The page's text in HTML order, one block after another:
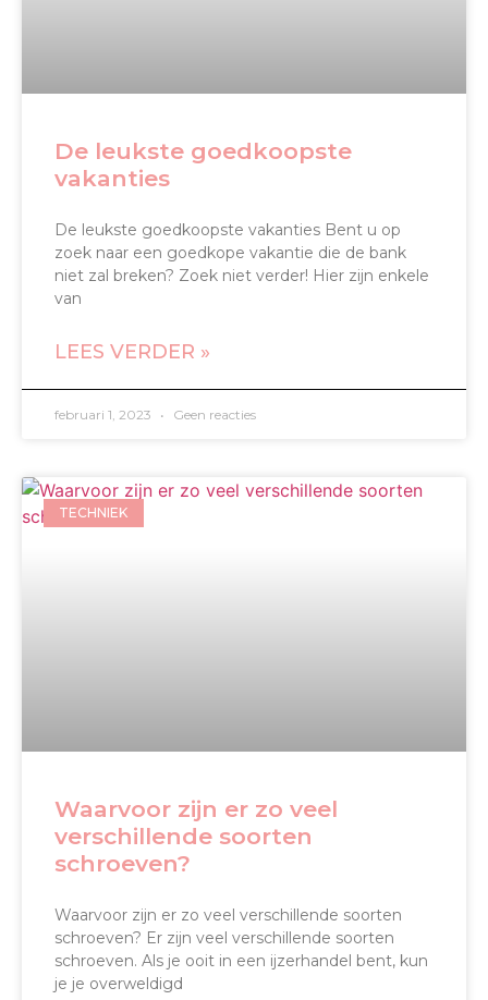
De leukste goedkoopste
vakanties
De leukste goedkoopste vakanties Bent u op
zoek naar een goedkope vakantie die de bank
niet zal breken? Zoek niet verder! Hier zijn enkele
van
LEES VERDER »
februari 1, 2023 Geen reacties
TECHNIEK
Waarvoor zijn er zo veel
verschillende soorten
schroeven?
Waarvoor zijn er zo veel verschillende soorten
schroeven? Er zijn veel verschillende soorten
schroeven. Als je ooit in een ijzerhandel bent, kun
je je overweldigd